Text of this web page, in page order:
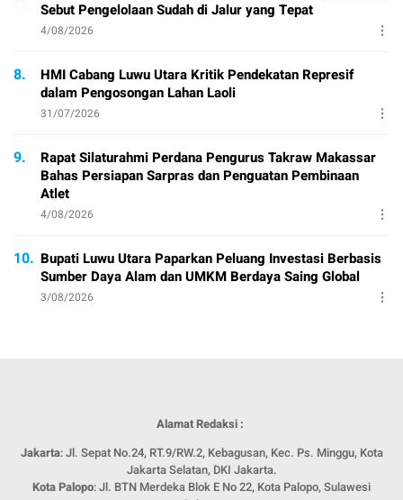
Sebut Pengelolaan Sudah di Jalur yang Tepat
4/08/2026
8.
HMI Cabang Luwu Utara Kritik Pendekatan Represif
dalam Pengosongan Lahan Laoli
31/07/2026
9.
Rapat Silaturahmi Perdana Pengurus Takraw Makassar
Bahas Persiapan Sarpras dan Penguatan Pembinaan
Atlet
4/08/2026
10. Bupati Luwu Utara Paparkan Peluang Investasi Berbasis
Sumber Daya Alam dan UMKM Berdaya Saing Global
3/08/2026
Alamat Redaksi :
Jakarta: Jl. Sepat No.24, RT.9/RW.2, Kebagusan, Kec. Ps. Minggu, Kota
Jakarta Selatan, DKI Jakarta.
Kota Palopo: Jl. BTN Merdeka Blok E No 22, Kota Palopo, Sulawesi